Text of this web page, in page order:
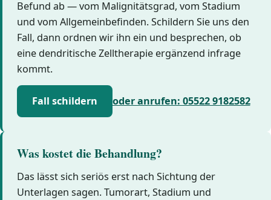
Befund ab — vom Malignitätsgrad, vom Stadium
und vom Allgemeinbefinden. Schildern Sie uns den
Fall, dann ordnen wir ihn ein und besprechen, ob
eine dendritische Zelltherapie ergänzend infrage
kommt.
Fall schildern oder anrufen: 05522 9182582
Was kostet die Behandlung?
Das lässt sich seriös erst nach Sichtung der
Unterlagen sagen. Tumorart, Stadium und